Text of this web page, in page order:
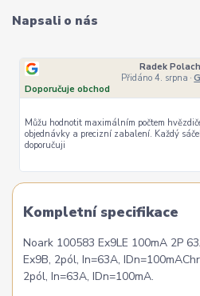
Napsali o nás
Radek Polach
Přidáno 4. srpna ·
Doporučuje obchod
Můžu hodnotit maximálním počtem
objednávky a precizní zabalení. Každý
doporučuji
Kompletní specifikace
Noark 100583 Ex9LE 100mA 2P
Ex9B, 2pól, In=63A,
2pól, In=63A, IDn=100mA.